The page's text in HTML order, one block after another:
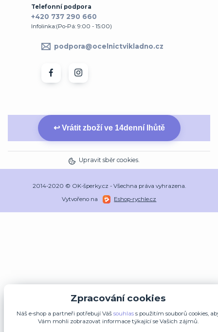
Telefonní podpora
+420 737 290 660
Infolinka:(Po-Pá: 9:00 - 15:00)
podpora@ocelnictvikladno.cz
↩ Vrátit zboží ve 14denní lhůtě
Upravit sběr cookies.
2014-2020 © OK-šperky.cz - Všechna práva vyhrazena.
Vytvořeno na
Eshop-rychle.cz
Zpracování cookies
Náš e-shop a partneři potřebují Váš souhlass použitím souborů cookies,
Vám mohli zobrazovat informace týkající se Vašich zájmů.